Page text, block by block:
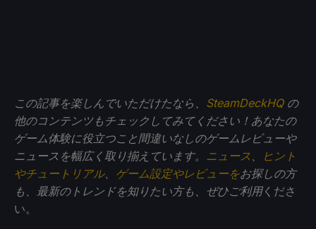
この記事を楽しんでいただけたなら、 SteamDeckHQの
他のコンテンツもチェックしてみてください！あなたの
ゲーム体験に役立つこと間違いなしのゲームレビューや
ニュースを幅広く取り揃えています。 ニュース
ヒント
やチュートリアル、 ゲーム設定やレビューをお探しの方
も、最新のトレンドを知りたい方も、ぜひご利用くださ
い。